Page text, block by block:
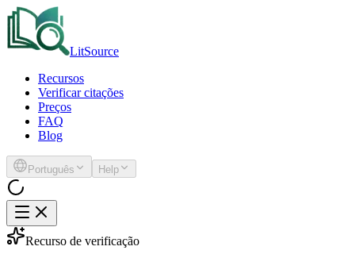
LitSource
Recursos
Verificar citações
Preços
FAQ
Blog
Português Help
Recurso de verificação